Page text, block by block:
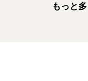
もっと